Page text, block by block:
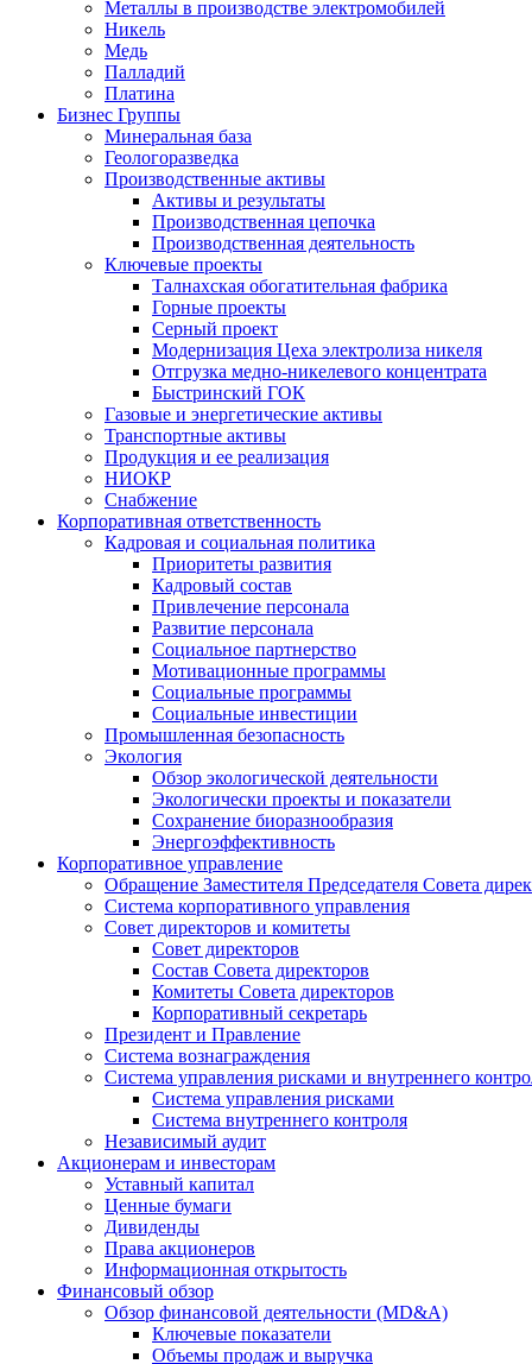
Металлы в производстве электромобилей
Никель
Медь
Палладий
Платина
Бизнес Группы
Минеральная база
Геологоразведка
Производственные активы
Активы и результаты
Производственная цепочка
Производственная деятельность
Ключевые проекты
Талнахская обогатительная фабрика
Горные проекты
Серный проект
Модернизация Цеха электролиза никеля
Отгрузка медно-никелевого концентрата
Быстринский ГОК
Газовые и энергетические активы
Транспортные активы
Продукция и ее реализация
НИОКР
Снабжение
Корпоративная ответственность
Кадровая и социальная политика
Приоритеты развития
Кадровый состав
Привлечение персонала
Развитие персонала
Социальное партнерство
Мотивационные программы
Социальные программы
Социальные инвестиции
Промышленная безопасность
Экология
Обзор экологической деятельности
Экологически проекты и показатели
Сохранение биоразнообразия
Энергоэффективность
Корпоративное управление
Обращение Заместителя Председателя Совета
Система корпоративного управления
Совет директоров и комитеты
Совет директоров
Состав Совета директоров
Комитеты Совета директоров
Корпоративный секретарь
Президент и Правление
Система вознаграждения
Система управления рисками и внутреннего
Система управления рисками
Система внутреннего контроля
Независимый аудит
Акционерам и инвесторам
Уставный капитал
Ценные бумаги
Дивиденды
Права акционеров
Информационная открытость
Финансовый обзор
Обзор финансовой деятельности (MD&A)
Ключевые показатели
Объемы продаж и выручка